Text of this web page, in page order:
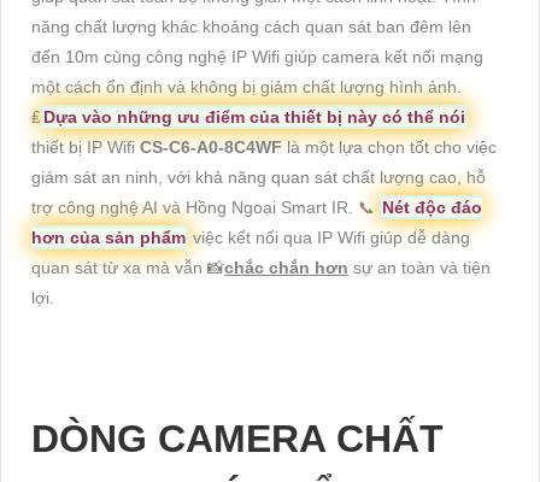
năng chất lượng khác khoảng cách quan sát ban đêm lên
đến 10m cùng công nghệ IP Wifi giúp camera kết nối mạng
một cách ổn định và không bị giảm chất lượng hình ảnh.
₤Dựa vào những ưu điểm của thiết bị này có thể nói
thiết bị IP WifiCS-C6-A0-8C4WFlà một lựa chọn tốt cho việc
giám sát an ninh, với khả năng quan sát chất lượng cao, hỗ
trợ công nghệ AI và Hồng Ngoại Smart IR. 📞 Nét độc đáo
hơn của sản phẩm việc kết nối qua IP Wifi giúp dễ dàng
quan sát từ xa mà vẫn 📸chắc chắn hơn sự an toàn và tiện
lợi.
DÒNG CAMERA CHẤT